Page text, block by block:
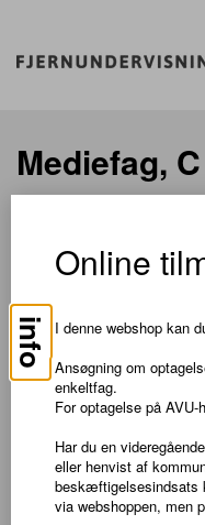
Mediefag, C
Om faget
I mediefag på C-niveau
med faget.
Undervisningens faglige
vælge på en gymnasial
Læs mere om faget på
Adgangskrav
info
Online
I denne webshop kan
Ansøgning om
enkeltfag.
For optagelse på AVU-
Har du en
eller henvist af
beskæftigelsesindsats
via webshoppen, men